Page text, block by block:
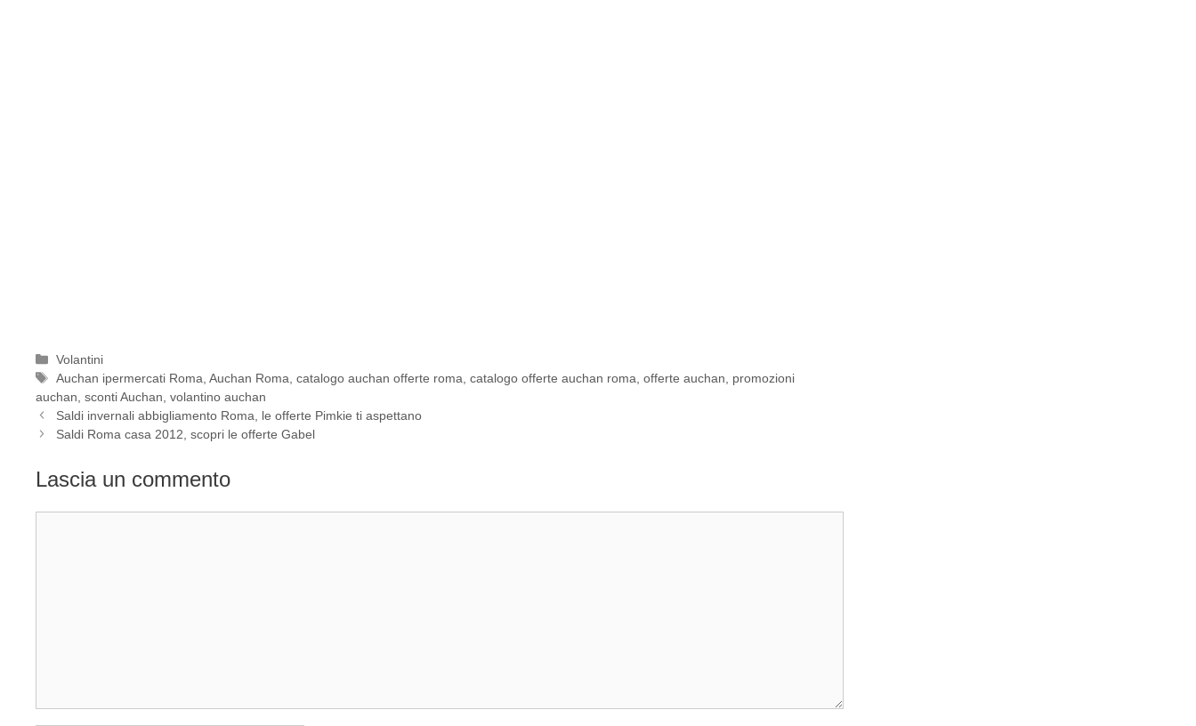
Categorie
Volantini
Tag
Auchan ipermercati Roma ,Auchan Roma ,catalogo auchan offerte roma ,catalogo offerte auchan roma ,offerte auchan
promozioni
auchan sconti Auchan volantino auchan
Saldi invernali abbigliamento Roma, le offerte Pimkie ti aspettano
Saldi Roma casa 2012, scopri le offerte Gabel
Lascia un commento